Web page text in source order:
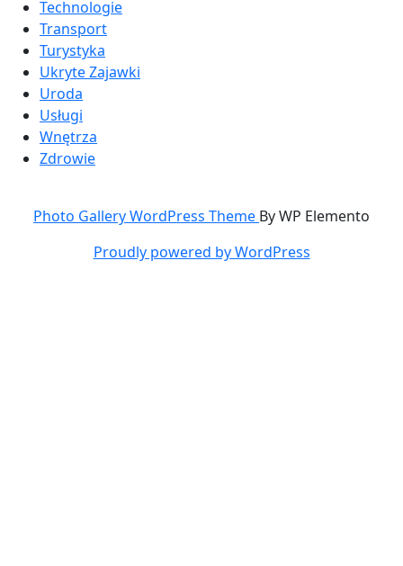
Technologie
Transport
Turystyka
Ukryte Zajawki
Uroda
Usługi
Wnętrza
Zdrowie
Photo Gallery WordPress Theme By WP Elemento
Proudly powered by WordPress